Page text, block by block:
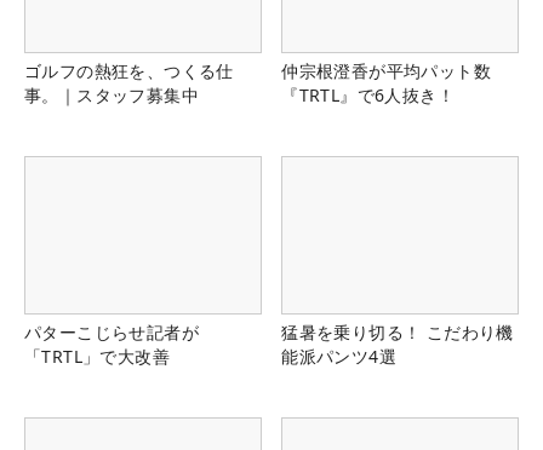
ゴルフの熱狂を、つくる仕
事。｜スタッフ募集中
仲宗根澄香が平均パット数
『TRTL』で6人抜き！
パターこじらせ記者が
「TRTL」で大改善
猛暑を乗り切る！ こだわり機
能派パンツ4選